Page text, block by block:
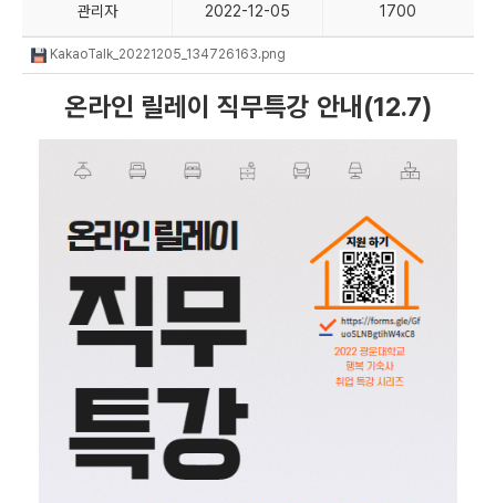
관리자 2022-12-05 1700
KakaoTalk_20221205_134726163.png
온라인 릴레이 직무특강 안내(12.7)